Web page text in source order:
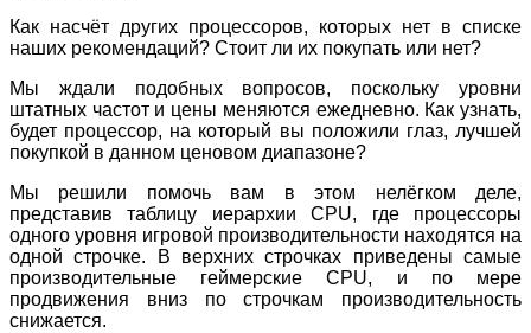
Как насчёт других процессоров, которых нет в списке
наших рекомендаций? Стоит ли их покупать или нет?
Мы ждали подобных вопросов, поскольку уровни
штатных частот и цены меняются ежедневно. Как узнать,
будет процессор, на который вы положили глаз, лучшей
покупкой в данном ценовом диапазоне?
Мы решили помочь вам в этом нелёгком деле,
представив таблицу иерархии CPU, где процессоры
одного уровня игровой производительности находятся на
одной строчке. В верхних строчках приведены самые
производительные геймерские CPU, и по мере
продвижения вниз по строчкам производительность
снижается.